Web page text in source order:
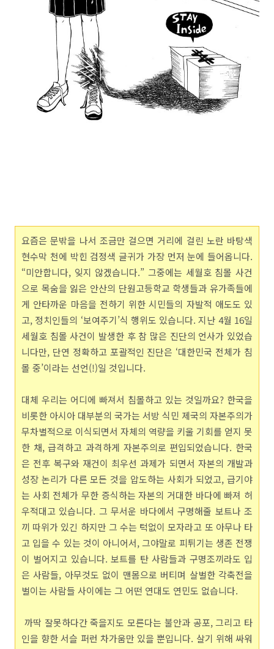
요즘은 문밖을 나서 조금만 걸으면 거리에 걸린 노란 바탕색
현수막 천에 박힌 검정색 글귀가 가장 먼저 눈에 들어옵니다.
“미안합니다, 잊지 않겠습니다.” 그중에는 세월호 침몰 사건
으로 목숨을 잃은 안산의 단원고등학교 학생들과 유가족들에
게 안타까운 마음을 전하기 위한 시민들의 자발적 애도도 있
고, 정치인들의 ‘보여주기’식 행위도 있습니다. 지난 4월 16일
세월호 침몰 사건이 발생한 후 참 많은 진단의 언사가 있었습
니다만, 단연 정확하고 포괄적인 진단은 ‘대한민국 전체가 침
몰 중’이라는 선언(!)일 것입니다.
대체 우리는 어디에 빠져서 침몰하고 있는 것일까요? 한국을
비롯한 아시아 대부분의 국가는 서방 식민 제국의 자본주의가
무차별적으로 이식되면서 자체의 역량을 키울 기회를 얻지 못
한 채, 급격하고 과격하게 자본주의로 편입되었습니다. 한국
은 전후 복구와 재건이 최우선 과제가 되면서 자본의 개발과
성장 논리가 다른 모든 것을 압도하는 사회가 되었고, 급기야
는 사회 전체가 무한 증식하는 자본의 거대한 바다에 빠져 허
우적대고 있습니다. 그 무서운 바다에서 구명해줄 보트나 조
끼 따위가 있긴 하지만 그 수는 턱없이 모자라고 또 아무나 타
고 입을 수 있는 것이 아니어서, 그야말로 피튀기는 생존 전쟁
이 벌어지고 있습니다. 보트를 탄 사람들과 구명조끼라도 입
은 사람들, 아무것도 없이 맨몸으로 버티며 살벌한 각축전을
벌이는 사람들 사이에는 그 어떤 연대도 연민도 없습니다.
까딱 잘못하다간 죽을지도 모른다는 불안과 공포, 그리고 타
인을 향한 서슬 퍼런 차가움만 있을 뿐입니다. 살기 위해 싸워